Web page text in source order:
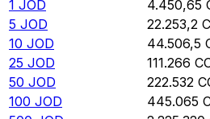
1 JOD 4.450,65
5 JOD 22.253,2
10 JOD 44.506,5
25 JOD 111.266
50 JOD 222.532
100 JOD 445.065